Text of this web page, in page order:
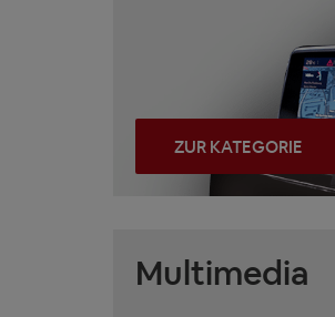
ZUR KATEGORIE
Multimedia